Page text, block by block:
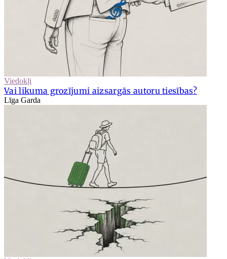
Viedokļi
Vai likuma grozījumi aizsargās autoru tiesības?
Līga Garda